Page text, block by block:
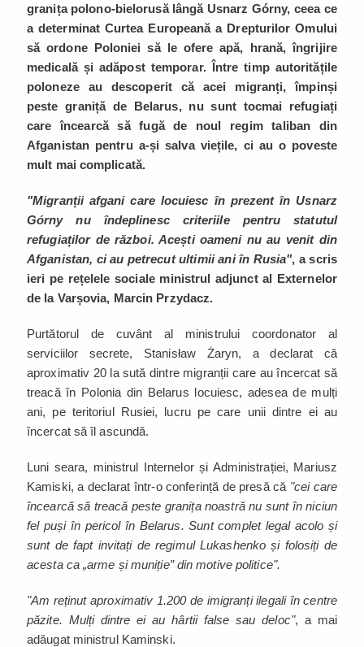
granița polono-bielorusă lângă Usnarz Górny, ceea ce
a determinat Curtea Europeană a Drepturilor Omului
să ordone Poloniei să le ofere apă, hrană, îngrijire
medicală și adăpost temporar. Între timp autoritățile
poloneze au descoperit că acei migranți, împinși
peste graniță de Belarus, nu sunt tocmai refugiați
care încearcă să fugă de noul regim taliban din
Afganistan pentru a-și salva viețile, ci au o poveste
mult mai complicată.
"Migranții afgani care locuiesc în prezent în Usnarz
Górny nu îndeplinesc criteriile pentru statutul
refugiaților de război. Acești oameni nu au venit din
Afganistan, ci au petrecut ultimii ani în Rusia", a scris
ieri pe rețelele sociale ministrul adjunct al Externelor
de la Varșovia, Marcin Przydacz.
Purtătorul de cuvânt al ministrului coordonator al
serviciilor secrete, Stanisław Żaryn, a declarat că
aproximativ 20 la sută dintre migranții care au încercat să
treacă în Polonia din Belarus locuiesc, adesea de mulți
ani, pe teritoriul Rusiei, lucru pe care unii dintre ei au
încercat să îl ascundă.
Luni seara, ministrul Internelor și Administrației, Mariusz
Kamiski, a declarat într-o conferință de presă că "cei care
încearcă să treacă peste granița noastră nu sunt în niciun
fel puși în pericol în Belarus. Sunt complet legal acolo și
sunt de fapt invitați de regimul Lukashenko și folosiți de
acesta ca „arme și muniție” din motive politice".
"Am reținut aproximativ 1.200 de imigranți ilegali în centre
păzite. Mulți dintre ei au hârtii false sau deloc", a mai
adăugat ministrul Kaminski.